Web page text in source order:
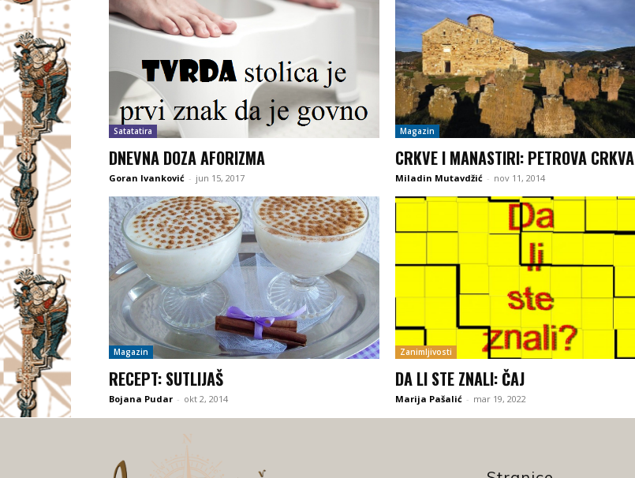
Satatatira
DNEVNA DOZA AFORIZMA
Goran Ivanković - jun 15, 2017
Magazin
CRKVE I MANASTIRI: PETROVA CRKVA
Miladin Mutavdžić - nov 11, 2014
Magazin
RECEPT: SUTLIJAŠ
Bojana Pudar - okt 2, 2014
Zanimljivosti
DA LI STE ZNALI: ČAJ
Marija Pašalić - mar 19, 2022